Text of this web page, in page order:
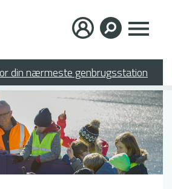
hovedindhold
×
din nærmeste genbrugsstation